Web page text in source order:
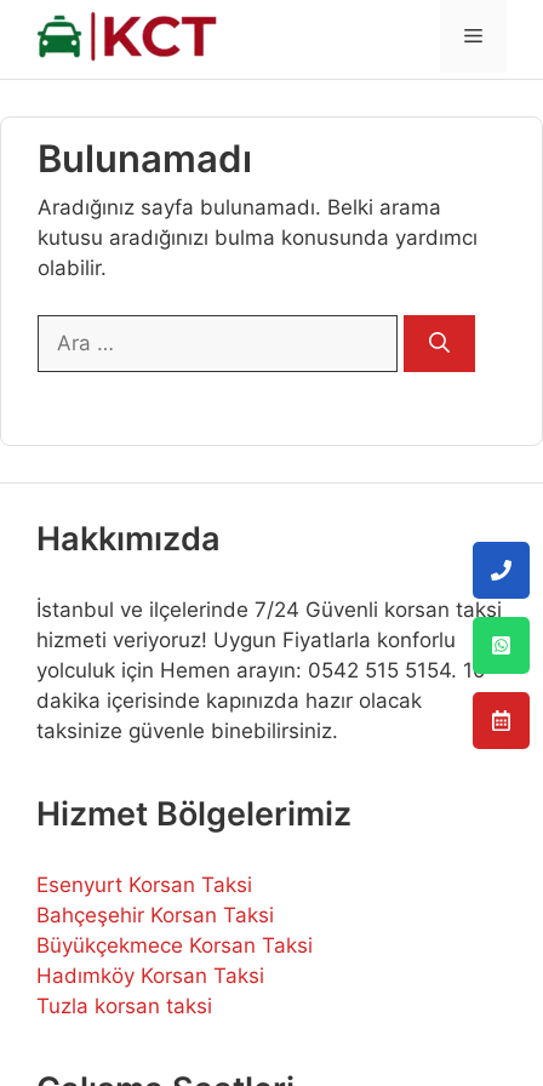
İçeriğe
MENÜ
Bulunamadı
Aradığınız sayfa bulunamadı. Belki arama
kutusu aradığınızı bulma konusunda yardımcı
olabilir.
ara
Hakkımızda
İstanbul ve ilçelerinde 7/24 Güvenli korsan taksi
hizmeti veriyoruz! Uygun Fiyatlarla konforlu
yolculuk için Hemen arayın: 0542 515 5154. 10
dakika içerisinde kapınızda hazır olacak
taksinize güvenle binebilirsiniz.
Hizmet Bölgelerimiz
Esenyurt Korsan Taksi
Bahçeşehir Korsan Taksi
Büyükçekmece Korsan Taksi
Hadımköy Korsan Taksi
Tuzla korsan taksi